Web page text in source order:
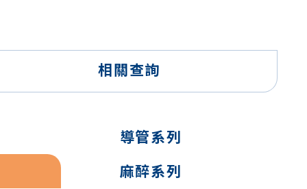
相關查詢
導管系列
麻醉系列